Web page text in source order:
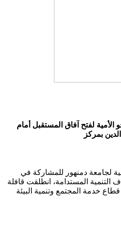
لفتح آفاق المستقبل أمام
بمركز
لجامعة دمنهور للمشاركة في
التنمية المستدامة، انطلقت قافلة
خدمة المجتمع وتنمية البيئة